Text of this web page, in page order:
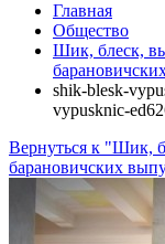
Главная
Общество
Шик, блеск,
shik-blesk-
vypusknic-
Вернуться к "Шик,
барановичских